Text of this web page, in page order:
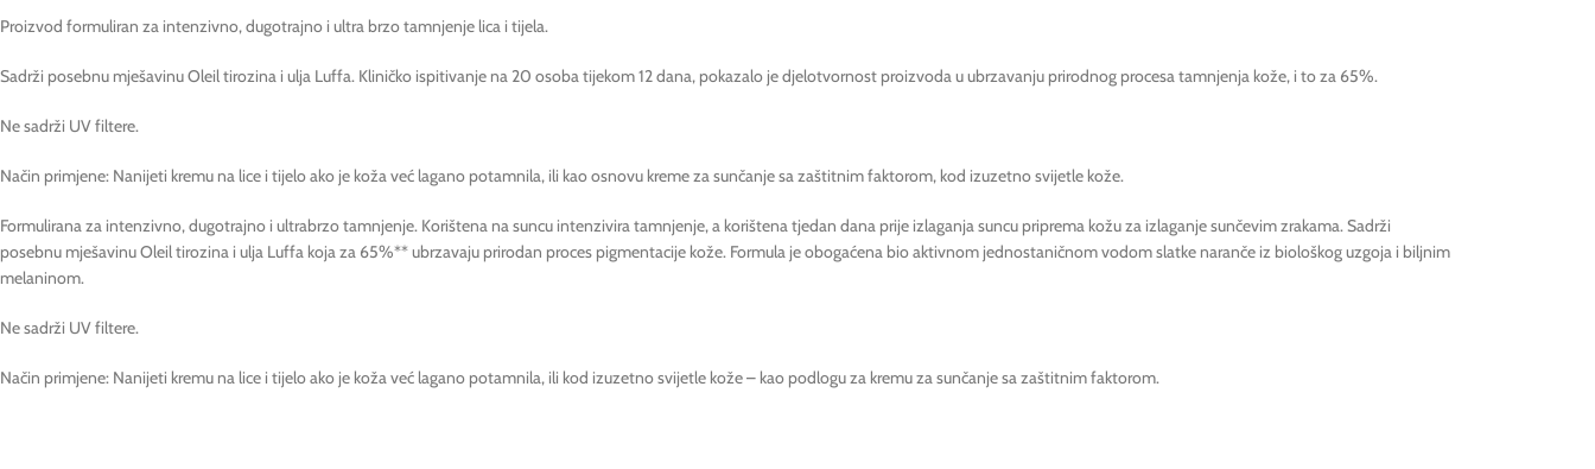
Proizvod formuliran za intenzivno, dugotrajno i ultra brzo tamnjenje lica i tijela.
Sadrži posebnu mješavinu Oleil tirozina i ulja Luffa. Kliničko ispitivanje na 20 osoba tijekom 12 dana, pokazalo je djelotvornost proizvoda u ubrzavanju prirodnog procesa tamnjenja kože, i to za 65%.
Ne sadrži UV filtere.
Način primjene: Nanijeti kremu na lice i tijelo ako je koža već lagano potamnila, ili kao osnovu kreme za sunčanje sa zaštitnim faktorom, kod izuzetno svijetle kože.
Formulirana za intenzivno, dugotrajno i ultrabrzo tamnjenje. Korištena na suncu intenzivira tamnjenje, a korištena tjedan dana prije izlaganja suncu priprema kožu za izlaganje sunčevim zrakama. Sadrži
posebnu mješavinu Oleil tirozina i ulja Luffa koja za 65%** ubrzavaju prirodan proces pigmentacije kože. Formula je obogaćena bio aktivnom jednostaničnom vodom slatke naranče iz biološkog uzgoja i biljnim
melaninom.
Ne sadrži UV filtere.
Način primjene: Nanijeti kremu na lice i tijelo ako je koža već lagano potamnila, ili kod izuzetno svijetle kože – kao podlogu za kremu za sunčanje sa zaštitnim faktorom.